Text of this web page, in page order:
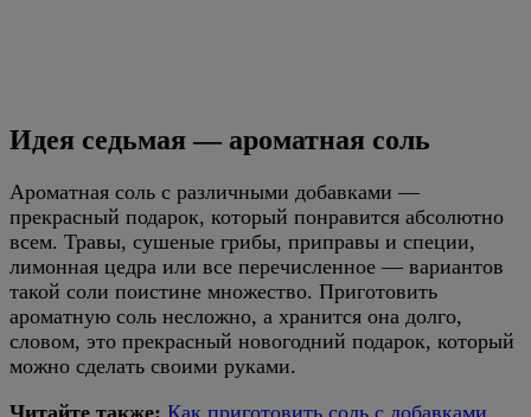
Идея седьмая — ароматная соль
Ароматная соль с различными добавками —
прекрасный подарок, который понравится абсолютно
всем. Травы, сушеные грибы, приправы и специи,
лимонная цедра или все перечисленное — вариантов
такой соли поистине множество. Приготовить
ароматную соль несложно, а хранится она долго,
словом, это прекрасный новогодний подарок, который
можно сделать своими руками.
Читайте также: Как приготовить соль с добавками